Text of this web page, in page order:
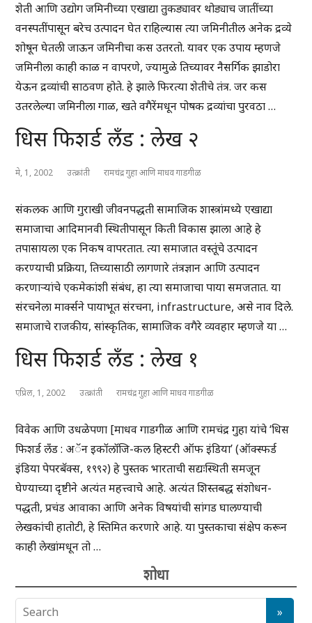
शेती आणि उद्योग जमिनीच्या एखाद्या तुकड्यावर थोड्याच जातींच्या
वनस्पतींपासून बरेच उत्पादन घेत राहिल्यास त्या जमिनीतील अनेक द्रव्ये
शोषून घेतली जाऊन जमिनीचा कस उतरतो. यावर एक उपाय म्हणजे
जमिनीला काही काळ न वापरणे, ज्यामुळे तिच्यावर नैसर्गिक झाडोरा
येऊन द्रव्यांची साठवण होते. हे झाले फिरत्या शेतीचे तंत्र. जर कस
उतरलेल्या जमिनीला गाळ, खते वगैरेंमधून पोषक द्रव्यांचा पुरवठा …
धिस फिशर्ड लँड : लेख २
मे, 1, 2002 उत्क्रांती रामचंद्र गुहा आणि माधव गाडगीळ
संकलक आणि गुराखी जीवनपद्धती सामाजिक शास्त्रांमध्ये एखाद्या
समाजाचा आदिमानवी स्थितीपासून किती विकास झाला आहे हे
तपासायला एक निकष वापरतात. त्या समाजात वस्तूंचे उत्पादन
करण्याची प्रक्रिया, तिच्यासाठी लागणारे तंत्रज्ञान आणि उत्पादन
करणाऱ्यांचे एकमेकांशी संबंध, हा त्या समाजाचा पाया समजतात. या
संरचनेला मार्क्सने पायाभूत संरचना, infrastructure, असे नाव दिले.
समाजाचे राजकीय, सांस्कृतिक, सामाजिक वगैरे व्यवहार म्हणजे या …
धिस फिशर्ड लँड : लेख १
एप्रिल, 1, 2002 उत्क्रांती रामचंद्र गुहा आणि माधव गाडगीळ
विवेक आणि उधळेपणा [माधव गाडगीळ आणि रामचंद्र गुहा यांचे ‘धिस
फिशर्ड लँड : अॅन इकॉलॉजि-कल हिस्टरी ऑफ इंडिया’ (ऑक्स्फर्ड
इंडिया पेपरबॅक्स, १९९२) हे पुस्तक भारताची सद्यःस्थिती समजून
घेण्याच्या दृष्टीने अत्यंत महत्त्वाचे आहे. अत्यंत शिस्तबद्ध संशोधन-
पद्धती, प्रचंड आवाका आणि अनेक विषयांची सांगड घालण्याची
लेखकांची हातोटी, हे स्तिमित करणारे आहे. या पुस्तकाचा संक्षेप करून
काही लेखांमधून तो …
शोधा